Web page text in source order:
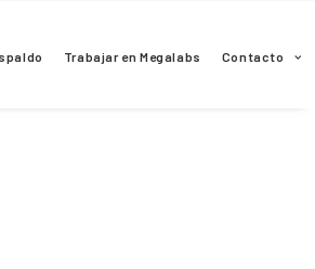
Trabajar en Megalabs Contacto